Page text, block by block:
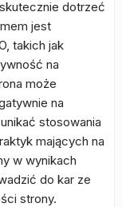
dotrzeć
jest
takich jak
na
może
na
stosowania
mających na
w wynikach
do kar ze
strony.